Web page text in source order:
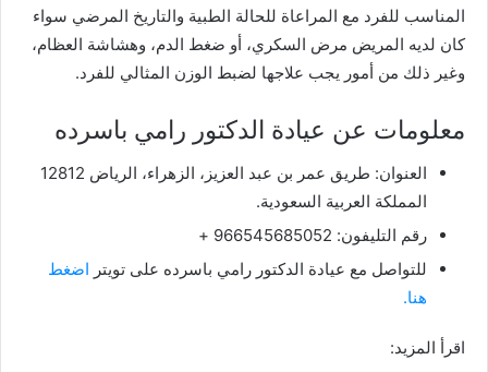
المناسب للفرد مع المراعاة للحالة الطبية والتاريخ المرضي سواء
كان لديه المريض مرض السكري، أو ضغط الدم، وهشاشة العظام،
وغير ذلك من أمور يجب علاجها لضبط الوزن المثالي للفرد.
معلومات عن عيادة الدكتور رامي باسرده
العنوان: طريق عمر بن عبد العزيز، الزهراء، الرياض 12812
المملكة العربية السعودية.
رقم التليفون: 966545685052 +
للتواصل مع عيادة الدكتور رامي باسرده على تويتر اضغط
هنا.
اقرأ المزيد: